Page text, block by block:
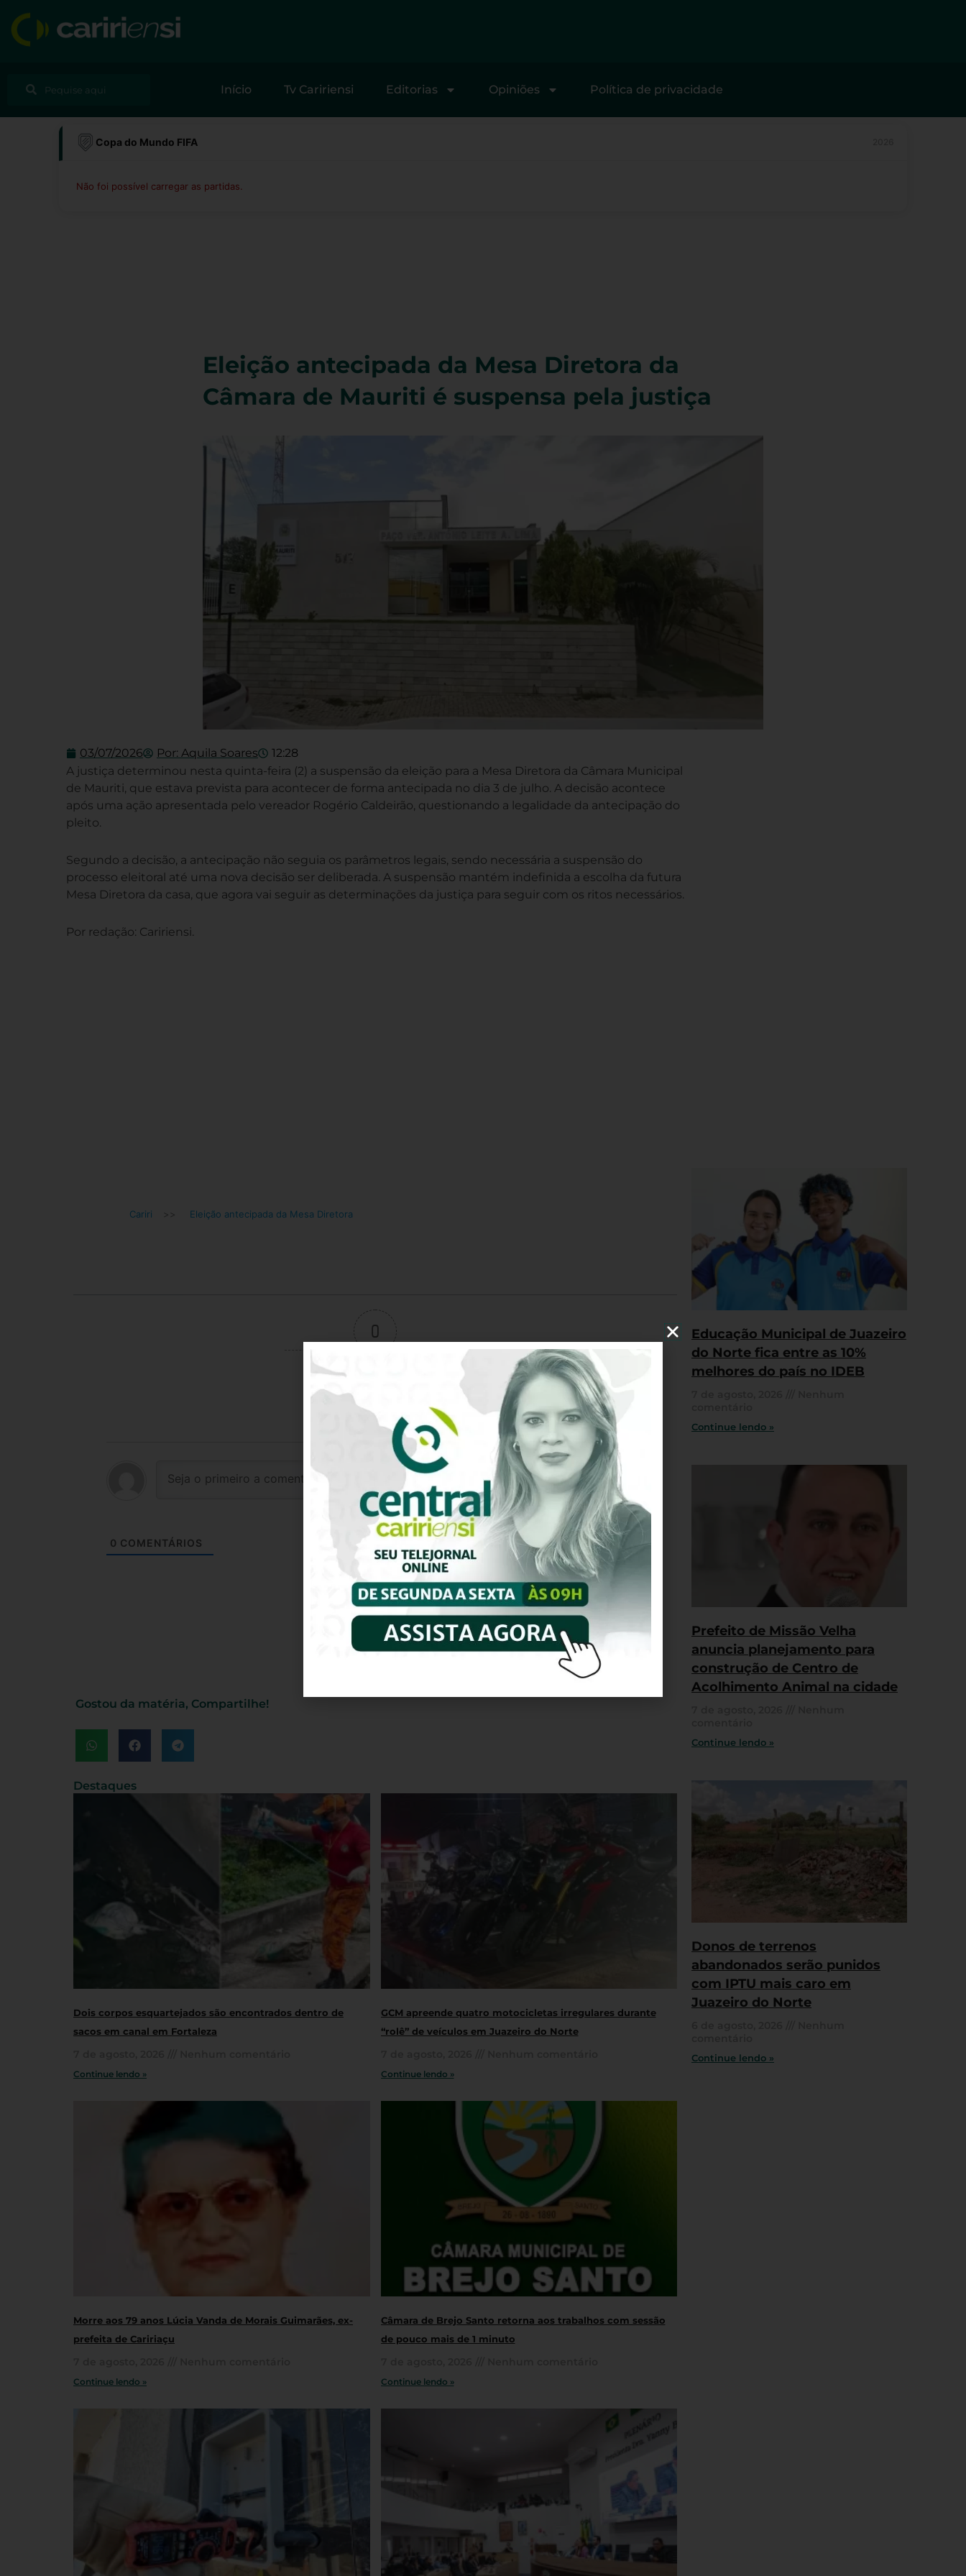
para
Pesquisar
Início Tv Caririensi Editorias Opiniões Política de privacidade
Copa do Mundo FIFA
Não foi possível carregar as partidas.
Eleição antecipada da Mesa Diretora da
Câmara de Mauriti é suspensa pela justiça
03/07/2026 Por: Aquila Soares
12:28
A justiça determinou nesta quinta-feira (2) a suspensão da eleição para a Mesa Diretora da Câmara Municipal
de Mauriti, que estava prevista para acontecer de forma antecipada no dia 3 de julho. A decisão acontece
após uma ação apresentada pelo vereador Rogério Caldeirão, questionando a legalidade da antecipação do
pleito.
Segundo a decisão, a antecipação não seguia os parâmetros legais, sendo necessária a suspensão do
processo eleitoral até uma nova decisão ser deliberada. A suspensão mantém indefinida a escolha da futura
Mesa Diretora da casa, que agora vai seguir as determinações da justiça para seguir com os ritos necessários.
Por redação: Caririensi.
Cariri >> Eleição antecipada da Mesa Diretora
0
0 COMENTÁRIOS
Gostou da matéria, Compartilhe!
Destaques
Dois corpos esquartejados são encontrados dentro de
sacos em canal em Fortaleza
Continue lendo »
GCM apreende quatro motocicletas irregulares durante
“rolê” de veículos em Juazeiro do Norte
Continue lendo »
Morre aos 79 anos Lúcia Vanda de Morais Guimarães, ex-
prefeita de Caririaçu
Continue lendo »
Câmara de Brejo Santo retorna aos trabalhos com sessão
de pouco mais de 1 minuto
Continue lendo »
Educação Municipal de Juazeiro
do Norte fica entre as 10%
melhores do país no IDEB
Continue lendo »
Prefeito de Missão Velha
anuncia planejamento para
construção de Centro de
Acolhimento Animal na cidade
Continue lendo »
Donos de terrenos
abandonados serão punidos
com IPTU mais caro em
Juazeiro do Norte
Continue lendo »